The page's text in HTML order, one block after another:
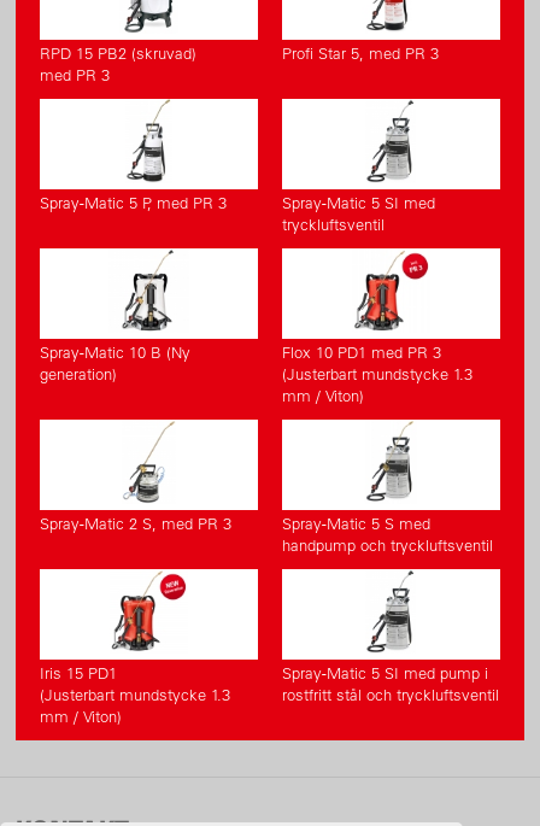
RPD 15 PB2 (skruvad)
med PR 3
Profi Star 5, med PR 3
Spray-Matic 5 P, med PR 3
Spray-Matic 5 SI med
tryckluftsventil
Spray-Matic 10 B (Ny
generation)
Flox 10 PD1 med PR 3
(Justerbart mundstycke 1.3
mm / Viton)
Spray-Matic 2 S, med PR 3
Spray-Matic 5 S med
handpump och tryckluftsventil
Iris 15 PD1
(Justerbart mundstycke 1.3
mm / Viton)
Spray-Matic 5 SI med pump i
rostfritt stål och tryckluftsventil